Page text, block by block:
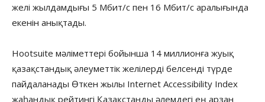
желі жылдамдығы 5 Мбит/с пен 16 Мбит/с аралығында
екенін анықтады.
Hootsuite мәліметтері бойынша 14 миллионға жуық
қазақстандық әлеуметтік желілерді белсенді түрде
пайдаланады Өткен жылы Internet Accessibility Index
жаһандық рейтингі Қазақстанды әлемдегі ең арзан